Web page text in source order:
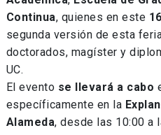
Continua, quienes en este
segunda versión de esta
doctorados, magíster y
UC.
El evento se llevará a cabo
específicamente en la
Alameda, desde las 10:00 a